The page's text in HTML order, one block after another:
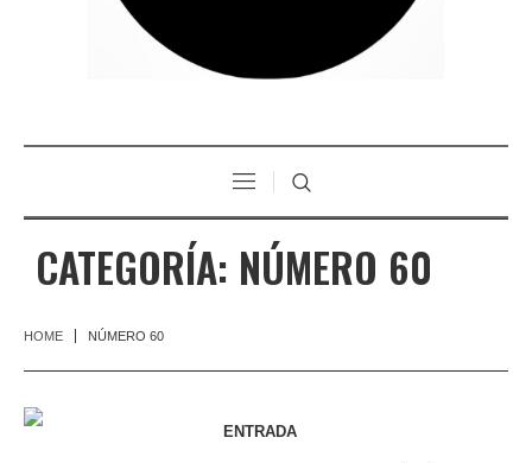
CATEGORÍA: NÚMERO 60
HOME NÚMERO 60
ENTRADA